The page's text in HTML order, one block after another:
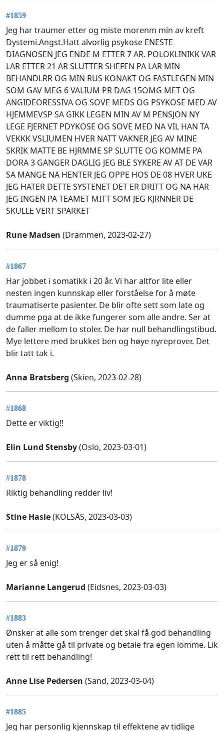
#1859
Jeg har traumer etter og miste morenm min av kreft
Dystemi.Angst.Hatt alvorlig psykose ENESTE
DIAGNOSEN JEG ENDE M ETTER 7 AR. POLOKLINIKK VAR
LAR ETTER 21 AR SLUTTER SHEFEN PA LAR MIN
BEHANDLRR OG MIN RUS KONAKT OG FASTLEGEN MIN
SOM GAV MEG 6 VALIUM PR DAG 15OMG MET OG
ANGIDEORESSIVA OG SOVE MEDS OG PSYKOSE MED AV
HJEMMEVSP SA GIKK LEGEN MIN AV M PENSJON NY
LEGE FJERNET PDYKOSE OG SOVE MED NA VIL HAN TA
VEKKK VSLIUMEN HVER NATT VAKNER JEG AV MINE
SKRIK MATTE BE HJRMME SP SLUTTE OG KOMME PA
DORA 3 GANGER DAGLIG JEG BLE SYKERE AV AT DE VAR
SA MANGE NA HENTER JEG OPPE HOS DE 08 HVER UKE
JEG HATER DETTE SYSTENET DET ER DRITT OG NA HAR
JEG INGEN PA TEAMET MITT SOM JEG KJRNNER DE
SKULLE VERT SPARKET
Rune Madsen (Drammen, 2023-02-27)
#1867
Har jobbet i somatikk i 20 år. Vi har altfor lite eller
nesten ingen kunnskap eller forståelse for å møte
traumatiserte pasienter. De blir ofte sett som late og
dumme pga at de ikke fungerer som alle andre. Ser at
de faller mellom to stoler. De har null behandlingstibud.
Mye lettere med brukket ben og høye nyreprover. Det
blir tatt tak i.
Anna Bratsberg (Skien, 2023-02-28)
#1868
Dette er viktig!!
Elin Lund Stensby(Oslo, 2023-03-01)
#1878
Riktig behandling redder liv!
Stine Hasle(KOLSÅS, 2023-03-03)
#1879
Jeg er så enig!
Marianne Langerud (Eidsnes, 2023-03-03)
#1883
Ønsker at alle som trenger det skal få god behandling
uten å måtte gå til private og betale fra egen lomme. Lik
rett til rett behandling!
Anne Lise Pedersen (Sand, 2023-03-04)
#1885
Jeg har personlig kjennskap til effektene av tidlige